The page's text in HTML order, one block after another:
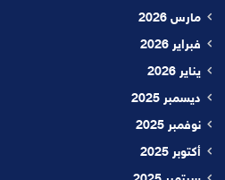
مارس 2026
فبراير 2026
يناير 2026
ديسمبر 2025
نوفمبر 2025
أكتوبر 2025